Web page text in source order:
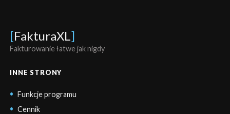
[FakturaXL ]
Fakturowanie łatwe jak nigdy
INNE STRONY
Funkcje programu
Cennik